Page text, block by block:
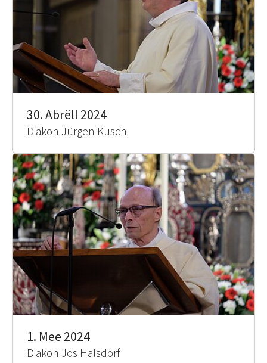
30. Abrëll 2024
Diakon Jürgen Kusch
1. Mee 2024
Diakon Jos Halsdorf